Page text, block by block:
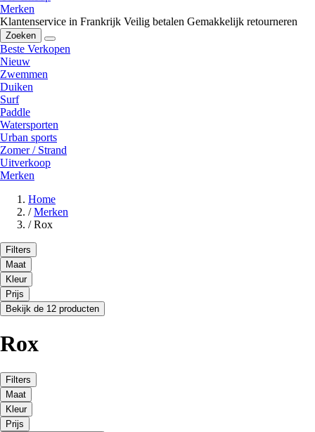
Merken
Klantenservice in Frankrijk Veilig betalen Gemakkelijk retourneren
Zoeken
Beste Verkopen
Nieuw
Zwemmen
Duiken
Surf
Paddle
Watersporten
Urban sports
Zomer / Strand
Uitverkoop
Merken
Home
/ Merken
/ Rox
Filters
Maat
Kleur
Prijs
Bekijk de 12 producten
Rox
Filters
Maat
Kleur
Prijs